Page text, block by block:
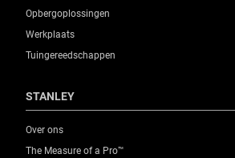
Opbergoplossingen
Werkplaats
Tuingereedschappen
STANLEY
Over ons
The Measure of a Pro™